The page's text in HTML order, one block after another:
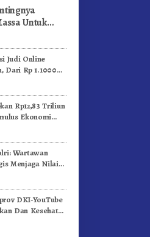
Untuk
Judi Online
Dari Rp 1.1000
268 Triliun
Rp12,83 Triliun
Ekonomi
Wartawan
Menjaga Nilai
dan NKRI
DKI-YouTube
Dan Kesehatan